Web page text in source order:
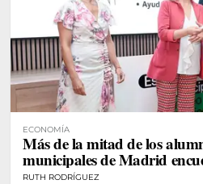
ECONOMÍA
Más de la mitad de los
municipales de Madrid
RUTH RODRÍGUEZ